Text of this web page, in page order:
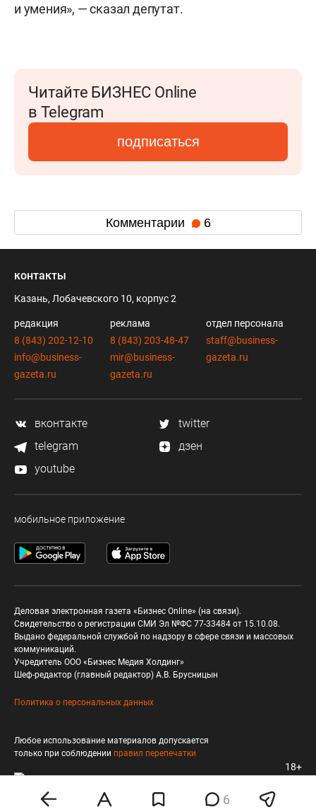
и умения», — сказал депутат.
Читайте БИЗНЕС Online
в Telegram
подписаться
Комментарии 6
6
контакты
Казань, Лобачевского 10, корпус 2
редакция
8 (843) 202-12-10
info@business-
gazeta.ru
реклама
8 (843) 203-48-47
mir@business-
gazeta.ru
отдел персонала
staff@business-
gazeta.ru
вконтакте
twitter
telegram
дзен
youtube
мобильное приложение
Деловая электронная газета «Бизнес Online» (на связи).
Свидетельство о регистрации СМИ Эл №ФС 77-33484 от 15.10.08.
Выдано федеральной службой по надзору в сфере связи и массовых
коммуникаций.
Учредитель ООО «Бизнес Медия Холдинг»
Шеф-редактор (главный редактор) А.В. Брусницын
Политика о персональных данных
Любое использование материалов допускается
только при соблюдении правил перепечатки
18+